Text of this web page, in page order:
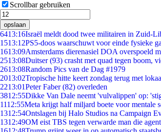
Scrollbar gebruiken
opslaan
6413:16Israël meldt dood twee militairen in Zuid-
1513:12PS5-doos waarschuwt voor einde fysieke
1613:09Amsterdams dierenasiel DOA overspoeld
2513:08Duitser (93) crasht met quad tegen boom,
2613:08Random Pics van de Dag #1979
2013:02Tropische hitte keert zondag terug met
2213:01Peter Faber (82) overleden
3812:55Dikke Van Dale neemt 'vulvalippen' op:
1112:55Meta krijgt half miljard boete voor mentale
1312:54Ontslagen bij Halo Studios na Campaign
1312:49OM eist TBS tegen verwarde man die